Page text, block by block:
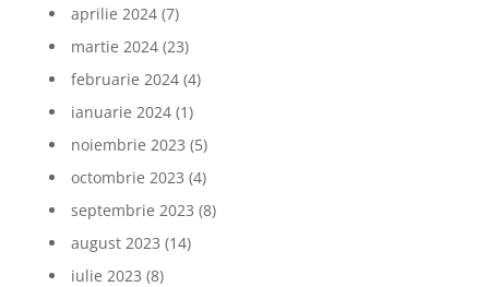
aprilie 2024(7)
martie 2024(23)
februarie 2024(4)
ianuarie 2024(1)
noiembrie 2023 (5)
octombrie 2023 (4)
septembrie 2023 (8)
august 2023 (14)
iulie 2023 (8)